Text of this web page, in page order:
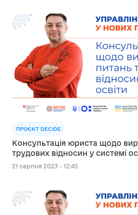
ПРОЄКТ DECIDE
Консультація юриста щодо
трудових відносин у системі
21 серпня 2023 - 12:45